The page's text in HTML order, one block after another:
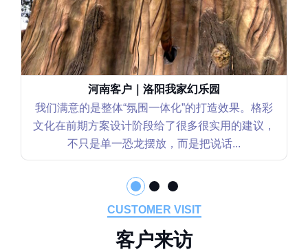
河南客户｜洛阳我家幻乐园
我们满意的是整体“氛围一体化”的打造效果。格彩
文化在前期方案设计阶段给了很多很实用的建议，
不只是单一恐龙摆放，而是把说话...
CUSTOMER VISIT
客户来访